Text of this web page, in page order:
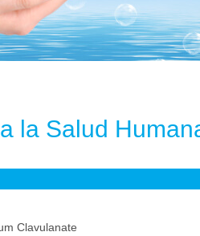
la Salud
Clavulanate